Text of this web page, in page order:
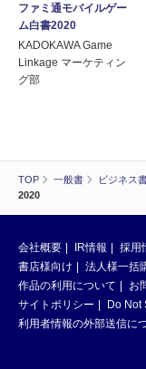
TOP 一般書 ビジネス
2020
ファミ通モバイルゲー
ム白書2020
KADOKAWA Game
Linkage マーケティン
グ部
会社概要 IR情報 採用
書店様向け
法人様一括
作品の利用について
お
サイトポリシー
Do Not
利用者情報の外部送信に